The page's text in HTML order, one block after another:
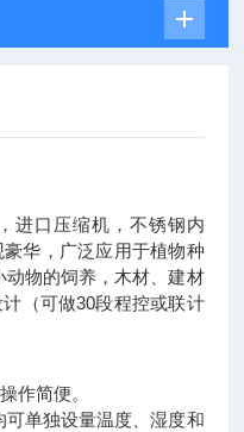
进口压缩机，不锈钢内
华，广泛应用于植物种
物的饲养，木材、建材
（可做30段程控或联计
作简便。
单独设量温度、湿度和